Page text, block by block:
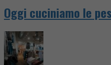
Oggi cuciniamo le